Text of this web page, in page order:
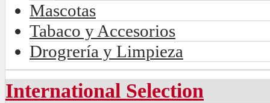
Mascotas
Tabaco y Accesorios
Drogrería y Limpieza
International Selection